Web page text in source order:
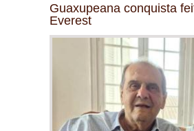
Guaxupeana conquista
Everest